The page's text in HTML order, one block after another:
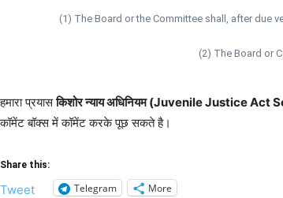
(1) The Board or the Committee shall, after due
(2) The Board or
हमारा प्रयासकिशोर न्याय अधिनियम (Juvenile Justice Act
कॉमेंट बॉक्स में कॉमेंट करके पूछ सकते है।
Share this:
Tweet Telegram More